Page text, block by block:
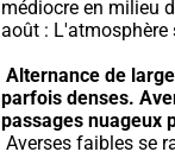
médiocre en milieu
août : L'atmosphère
Alternance de
parfois denses.
passages nuageux